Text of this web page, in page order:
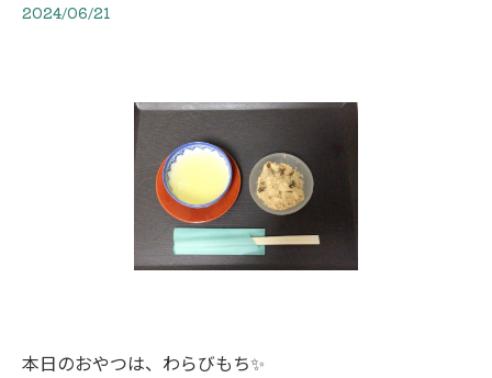
2024/06/21
本日のおやつは、わらびもち✨